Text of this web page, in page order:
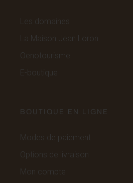
Les domaines
La Maison Jean Loron
Oenotourisme
E-boutique
BOUTIQUE EN LIGNE
Modes de paiement
Options de livraison
Mon compte